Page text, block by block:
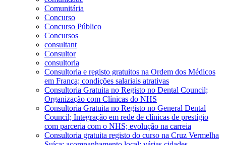
Comunitária
Concurso
Concurso Público
Concursos
consultant
Consultor
consultoria
Consultoria e registo gratuitos na Ordem dos Médicos
em França; condições salariais atrativas
Consultoria Gratuita no Registo no Dental Council;
Organização com Clínicas do NHS
Consultoria Gratuita no Registo no General Dental
Council; Integração em rede de clínicas de prestígio
com parceria com o NHS; evolução na carreia
Consultoria gratuita registo do curso na Cruz Vermelha